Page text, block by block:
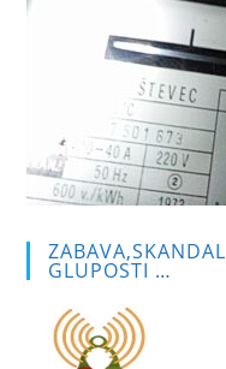
GLUPOSTI …